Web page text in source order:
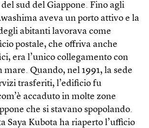
sud del Giappone. Fino agli
aveva un porto attivo e la
abitanti lavorava come
postale, che offriva anche
era l’unico collegamento con
mare. Quando, nel 1991, la sede
trasferiti, l’edificio fu
accaduto in molte zone
che si stavano spopolando.
Saya Kubota ha riaperto l’ufficio